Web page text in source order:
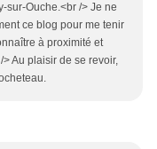
sur-Ouche.<br /> Je ne
ce blog pour me tenir
à proximité et
Au plaisir de se revoir,